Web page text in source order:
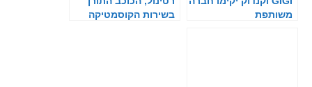
משותפת
בשירות הקוסמטיקה